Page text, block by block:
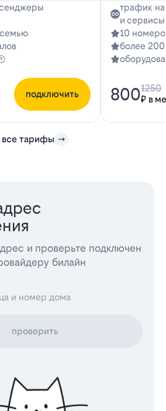
подключить
трафик
и сервисы
10
более 200
800₽ в
1250
все тарифы
и проверьте подключен
билайн
проверить